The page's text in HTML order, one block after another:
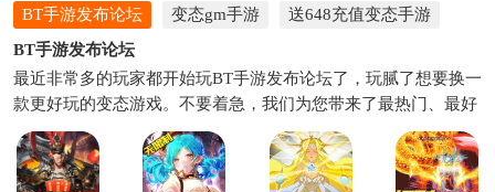
BT手游发布论坛 变态gm手游
送648充值变态手游
BT手游发布论坛
最近非常多的玩家都开始玩BT手游发布论坛了，玩腻了想要换一
款更好玩的变态游戏。不要着急，我们为您带来了最热门、最好
玩的变态件套免费下载，并且实时更新，为您带来最好的游戏体
验。下面就和小编一起来看看吧，总有一款BT手游发布论坛是你
喜欢的，快来下载体验吧。